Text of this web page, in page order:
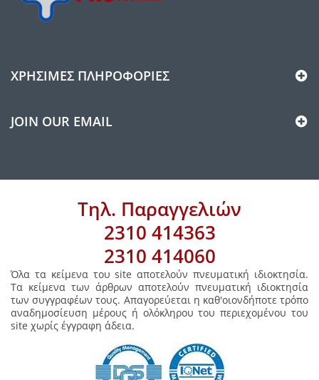
ΧΡΉΣΙΜΕΣ ΠΛΗΡΟΦΟΡΊΕΣ
JOIN OUR EMAIL
Τηλ. Παραγγελιών
2310 414363
2310 414060
Όλα τα κείμενα του site αποτελούν πνευματική ιδιοκτησία.
Τα κείμενα των άρθρων αποτελούν πνευματική ιδιοκτησία
των συγγραφέων τους. Απαγορεύεται η καθ'οιονδήποτε τρόπο
αναδημοσίευση μέρους ή ολόκληρου του περιεχομένου του
site χωρίς έγγραφη άδεια.